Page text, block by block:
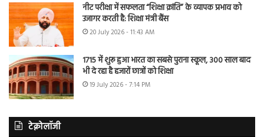
नीट परीक्षा में सफलता “शिक्षा क्रांति” के व्यापक प्रभाव को
उजागर करती है: शिक्षा मंत्री बैंस
20 July 2026 - 11:43 AM
1715 में शुरू हुआ भारत का सबसे पुराना स्कूल, 300 साल बाद
भी दे रहा है हजारों छात्रों को शिक्षा
19 July 2026 - 7:14 PM
टेक्नोलॉजी